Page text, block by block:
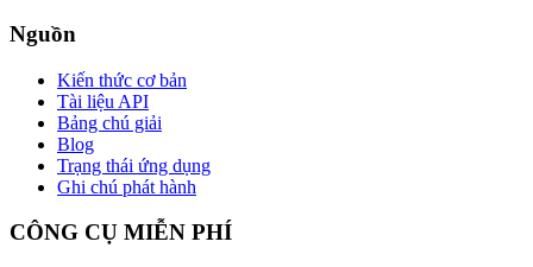
Nguồn
Kiến thức cơ bản
Tài liệu API
Bảng chú giải
Blog
Trạng thái ứng dụng
Ghi chú phát hành
CÔNG CỤ MIỄN PHÍ